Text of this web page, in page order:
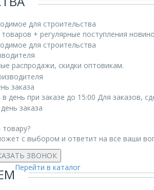
для строительства
+ регулярные поступления
распродажи, скидки оптовикам.
заказа
день при заказе до 15:00 Для заказов,
с выбором и ответит на все ваши
ЗВОНОК
Перейти в каталог